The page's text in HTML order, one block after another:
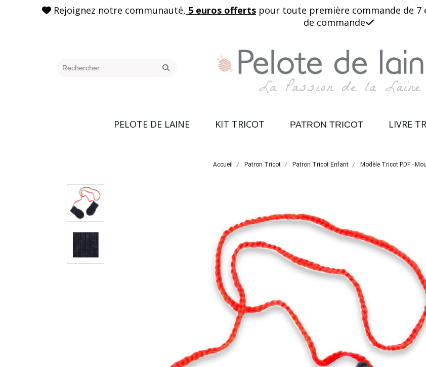
 Rejoignez notre communauté, 5 euros offerts pour toute première commande de
de commande
La Passion de la Laine
PELOTE DE LAINE KIT TRICOT PATRON TRICOT LIVRE
Accueil Patron Tricot Patron Tricot Enfant Modèle Tricot PDF -